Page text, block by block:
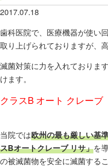
2017.07.18
歯科医院で、医療機器が使い
取り上げられておりますが、
滅菌対策に力を入れておりま
けます。
クラスB オート クレーブ
当院では欧州の最も厳しい基
スBオートクレーブ リサ」を
の被滅菌物を安全に滅菌する